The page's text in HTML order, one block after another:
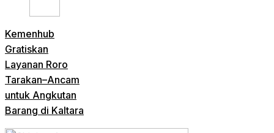
Kemenhub
Gratiskan
Layanan Roro
Tarakan–Ancam
untuk Angkutan
Barang di Kaltara